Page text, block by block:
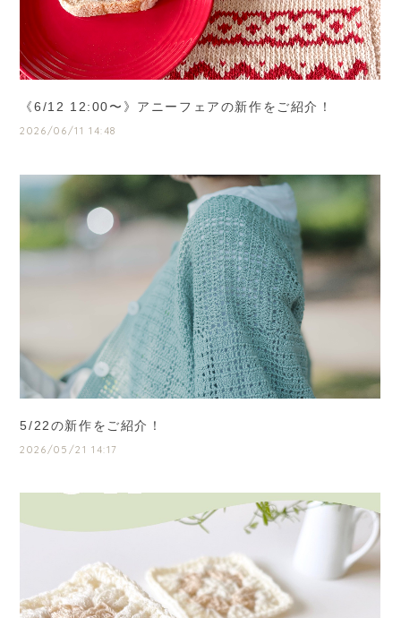
《6/12 12:00〜》アニーフェアの新作をご紹介！
2026/06/11 14:48
5/22の新作をご紹介！
2026/05/21 14:17